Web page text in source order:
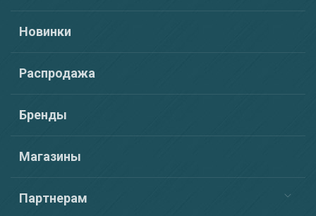
Новинки
Распродажа
Бренды
Магазины
Партнерам